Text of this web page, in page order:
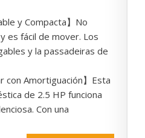
y Compacta】No
es fácil de mover. Los
y la passadeiras de
con Amortiguación】Esta
de 2.5 HP funciona
Con una